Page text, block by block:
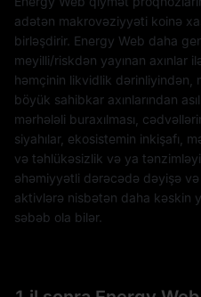
adətən makrovəziyyəti koinə
birləşdirir. Energy Web daha
meyilli/riskdən yayınan axınlar
həmçinin likvidlik dərinliyindən,
böyük sahibkar axınlarından
mərhələli buraxılması,
siyahılar, ekosistemin inkişafı,
və təhlükəsizlik və ya
əhəmiyyətli dərəcədə dəyişə
aktivlərə nisbətən daha kəskin
səbəb ola bilər.